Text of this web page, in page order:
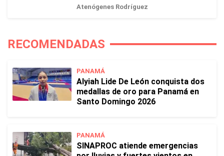
Atenógenes Rodríguez
RECOMENDADAS
PANAMÁ
Alyiah Lide De León conquista dos
medallas de oro para Panamá en
Santo Domingo 2026
PANAMÁ
SINAPROC atiende emergencias